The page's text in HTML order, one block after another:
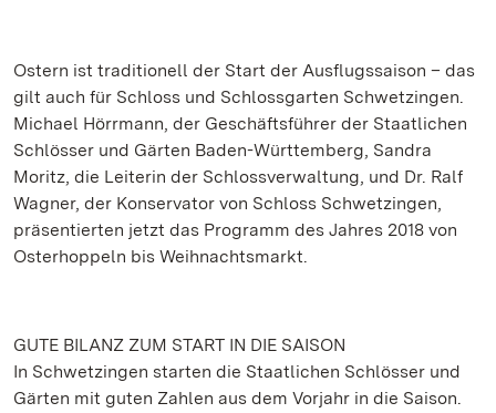
Ostern ist traditionell der Start der Ausflugssaison – das
gilt auch für Schloss und Schlossgarten Schwetzingen.
Michael Hörrmann, der Geschäftsführer der Staatlichen
Schlösser und Gärten Baden-Württemberg, Sandra
Moritz, die Leiterin der Schlossverwaltung, und Dr. Ralf
Wagner, der Konservator von Schloss Schwetzingen,
präsentierten jetzt das Programm des Jahres 2018 von
Osterhoppeln bis Weihnachtsmarkt.
GUTE BILANZ ZUM START IN DIE SAISON
In Schwetzingen starten die Staatlichen Schlösser und
Gärten mit guten Zahlen aus dem Vorjahr in die Saison.